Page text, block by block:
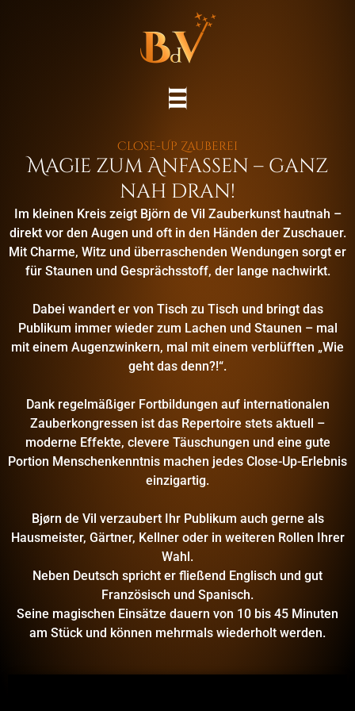
Menu
i
i
i
Close-Up Zauberei
Magie zum Anfassen – ganz
nah dran!
Im kleinen Kreis zeigt Björn de Vil Zauberkunst hautnah –
direkt vor den Augen und oft in den Händen der Zuschauer.
Mit Charme, Witz und überraschenden Wendungen sorgt er
für Staunen und Gesprächsstoff, der lange nachwirkt.
Dabei wandert er von Tisch zu Tisch und bringt das
Publikum immer wieder zum Lachen und Staunen – mal
mit einem Augenzwinkern, mal mit einem verblüfften „Wie
geht das denn?!“.
Dank regelmäßiger Fortbildungen auf internationalen
Zauberkongressen ist das Repertoire stets aktuell –
moderne Effekte, clevere Täuschungen und eine gute
Portion Menschenkenntnis machen jedes Close-Up-Erlebnis
einzigartig.
Bjørn de Vil verzaubert Ihr Publikum auch gerne als
Hausmeister, Gärtner, Kellner oder in weiteren Rollen Ihrer
Wahl.
Neben Deutsch spricht er fließend Englisch und gut
Französisch und Spanisch.
Seine magischen Einsätze dauern von 10 bis 45 Minuten
am Stück und können mehrmals wiederholt werden.